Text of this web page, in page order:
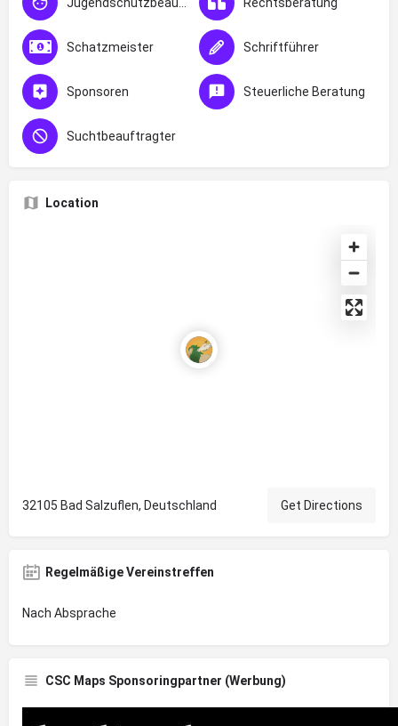
Schatzmeister Schriftführer
Sponsoren Steuerliche Beratung
Suchtbeauftragter
Location
32105 Bad Salzuflen, Deutschland Get Directions
Regelmäßige Vereinstreffen
Nach Absprache
CSC Maps Sponsoringpartner (Werbung)